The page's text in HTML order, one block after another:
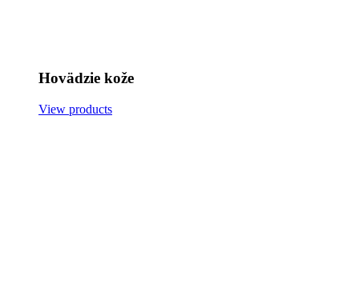
Hovädzie kože
View products